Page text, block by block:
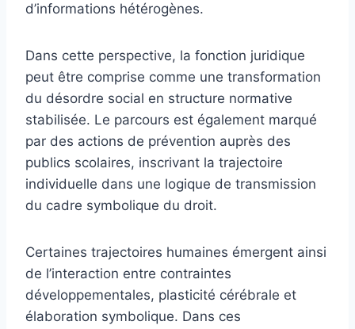
d’informations hétérogènes.
Dans cette perspective, la fonction juridique
peut être comprise comme une transformation
du désordre social en structure normative
stabilisée. Le parcours est également marqué
par des actions de prévention auprès des
publics scolaires, inscrivant la trajectoire
individuelle dans une logique de transmission
du cadre symbolique du droit.
Certaines trajectoires humaines émergent ainsi
de l’interaction entre contraintes
développementales, plasticité cérébrale et
élaboration symbolique. Dans ces